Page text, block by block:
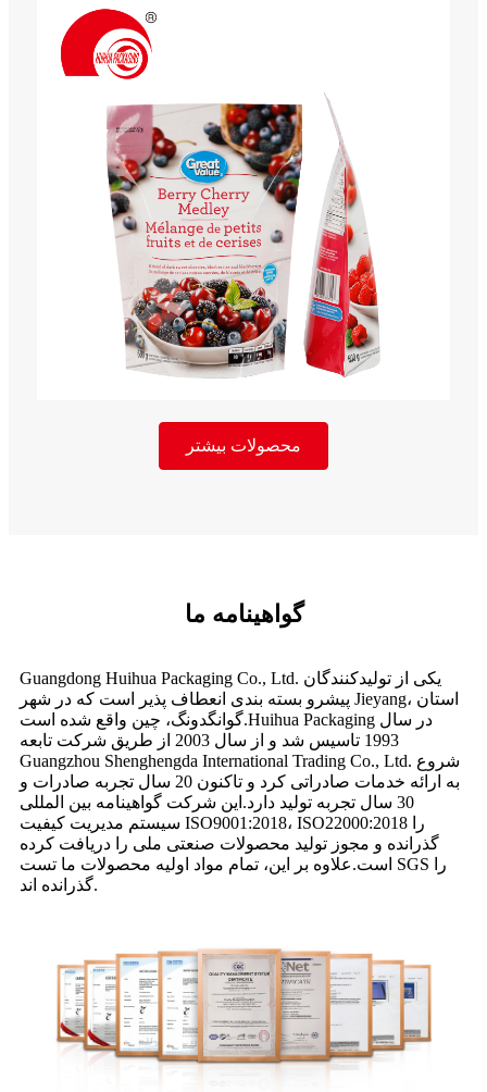
محصولات بیشتر
گواهینامه ما
Guangdong Huihua Packaging Co., Ltd. یکی از تولیدکنندگان
پیشرو بسته بندی انعطاف پذیر است که در شهر Jieyang، استان
گوانگدونگ، چین واقع شده است.Huihua Packaging در سال
1993 تاسیس شد و از سال 2003 از طریق شرکت تابعه
Guangzhou Shenghengda International Trading Co., Ltd. شروع
به ارائه خدمات صادراتی کرد و تاکنون 20 سال تجربه صادرات و
30 سال تجربه تولید دارد.این شرکت گواهینامه بین المللی
سیستم مدیریت کیفیت ISO9001:2018، ISO22000:2018 را
گذرانده و مجوز تولید محصولات صنعتی ملی را دریافت کرده
است.علاوه بر این، تمام مواد اولیه محصولات ما تست SGS را
گذرانده اند.